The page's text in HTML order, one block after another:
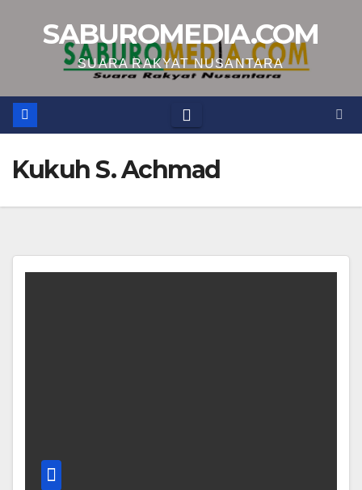
SABUROMEDIA.COM
SUARA RAKYAT NUSANTARA
Kukuh S. Achmad